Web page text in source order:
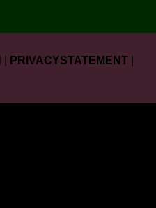
PRIVACYSTATEMENT